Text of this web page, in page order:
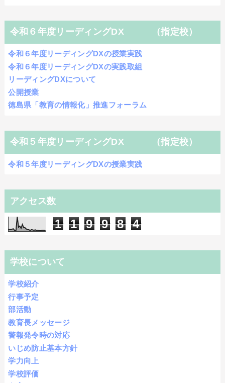
令和６年度リーディングDX （指定校）
令和６年度リーディングDXの授業実践
令和６年度リーディングDXの実践取組
リーディングDXについて
公開授業
徳島県「教育の情報化」推進フォーラム
令和５年度リーディングDX （指定校）
令和５年度リーディングDXの授業実践
アクセス数
1 1 9 9 8 4
学校について
学校紹介
行事予定
部活動
教育長メッセージ
警報発令時の対応
いじめ防止基本方針
学力向上
学校評価